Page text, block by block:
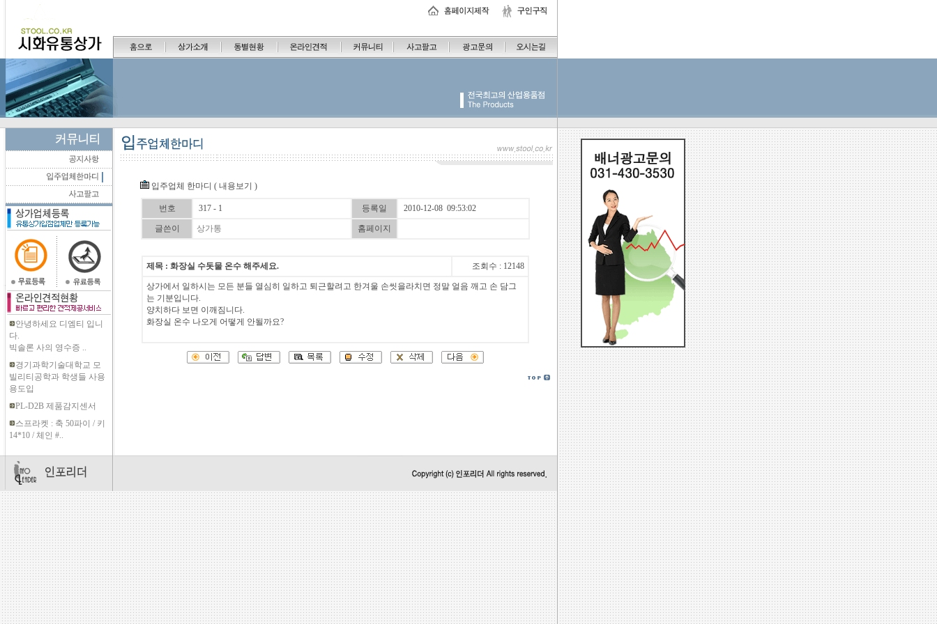
안녕하세요 디엠티 입니
다.
빅솔론 사의 영수증 ..
경기과학기술대학교 모
빌리티공학과 학생들 사용
용도입
PL-D2B 제품감지센서
스프라켓 : 축 50파이 / 키
14*10 / 체인 #..
입주업체 한마디 ( 내용보기 )
번호 317 - 1 등록일 2010-12-08 09:53:02
글쓴이 상가통 홈페이지
제목 : 화장실 수돗물 온수 해주세요. 조회수 : 12148
상가에서 일하시는 모든 분들 열심히 일하고 퇴근할려고 한겨울 손씻을라치면 정말 얼음 깨고 손 담그
는 기분입니다.
양치하다 보면 이깨짐니다.
화장실 온수 나오게 어떻게 안될까요?